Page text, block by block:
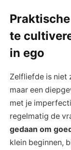
te‌
in ego
Zelfliefde is niet
maar een
met je
regelmatig de
gedaan⁣ om
klein ‌beginnen,⁣